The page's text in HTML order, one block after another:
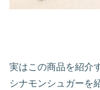
実はこの商品を紹介
シナモンシュガーを